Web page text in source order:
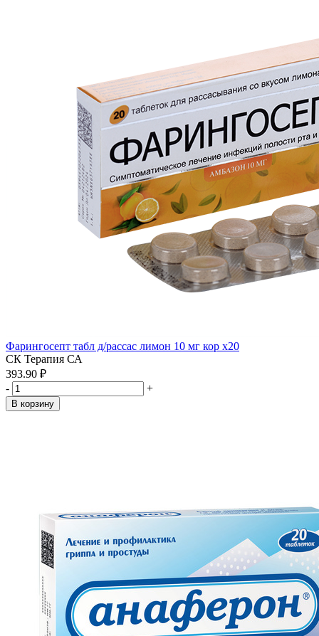
Фарингосепт табл д/рассас лимон 10 мг кор x20
СК Терапия СА
393.90 ₽
-
+
В корзину